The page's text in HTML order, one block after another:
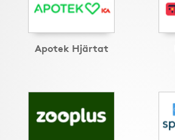
Apotek Hjärtat